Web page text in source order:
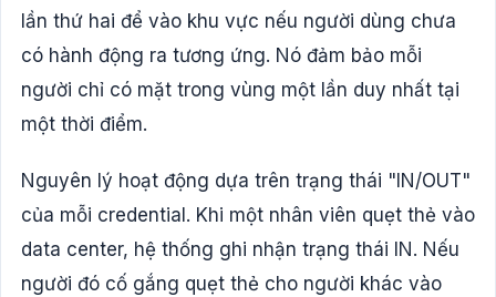
lần thứ hai để vào khu vực nếu người dùng chưa
có hành động ra tương ứng. Nó đảm bảo mỗi
người chỉ có mặt trong vùng một lần duy nhất tại
một thời điểm.
Nguyên lý hoạt động dựa trên trạng thái "IN/OUT"
của mỗi credential. Khi một nhân viên quẹt thẻ vào
data center, hệ thống ghi nhận trạng thái IN. Nếu
người đó cố gắng quẹt thẻ cho người khác vào